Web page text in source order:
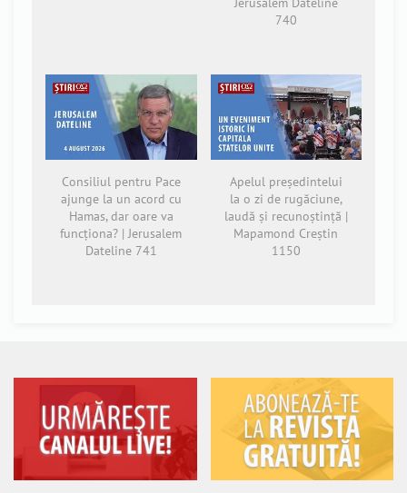
740
Consiliul pentru Pace
ajunge la un acord cu
Hamas, dar oare va
funcționa? | Jerusalem
Dateline 741
Apelul președintelui
la o zi de rugăciune,
laudă și recunoștință |
Mapamond Creștin
1150